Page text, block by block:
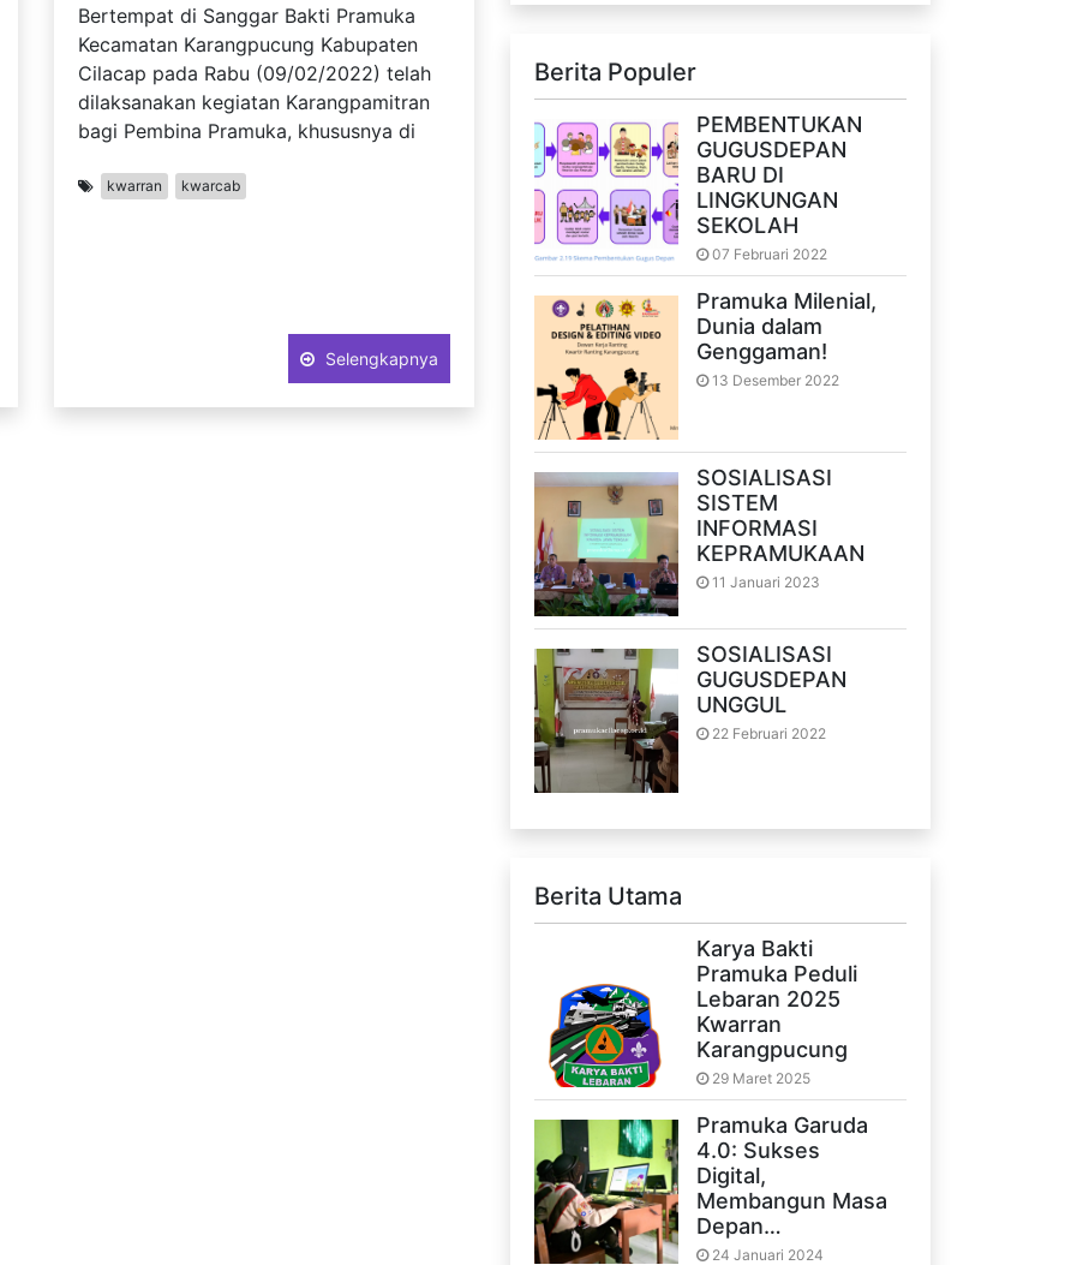
Bertempat di Sanggar Bakti Pramuka
Kecamatan Karangpucung Kabupaten
Cilacap pada Rabu (09/02/2022) telah
dilaksanakan kegiatan Karangpamitran
bagi Pembina Pramuka, khususnya di
kwarran kwarcab
Selengkapnya
Berita Populer
PEMBENTUKAN
GUGUSDEPAN
BARU DI
LINGKUNGAN
SEKOLAH
07 Februari 2022
Pramuka Milenial,
Dunia dalam
Genggaman!
13 Desember 2022
SOSIALISASI
SISTEM
INFORMASI
KEPRAMUKAAN
11 Januari 2023
SOSIALISASI
GUGUSDEPAN
UNGGUL
22 Februari 2022
Berita Utama
Karya Bakti
Pramuka Peduli
Lebaran 2025
Kwarran
Karangpucung
29 Maret 2025
Pramuka Garuda
4.0: Sukses
Digital,
Membangun Masa
Depan…
24 Januari 2024